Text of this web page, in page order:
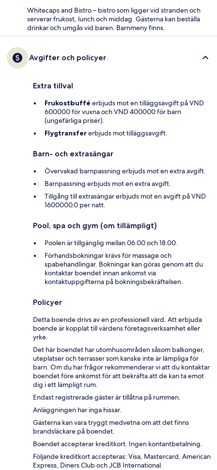
Whitecaps and Bistro – bistro som ligger vid stranden och
serverar frukost, lunch och middag. Gästerna kan beställa
drinkar och umgås vid baren. Barnmeny finns.
Avgifter och policyer
Extra tillval
Frukostbuffé erbjuds mot en tilläggsavgift på VND
600000 för vuxna och VND 400000 för barn
(ungefärliga priser).
Flygtransfererbjuds mot tilläggsavgift.
Barn- och extrasängar
Övervakad barnpassning erbjuds mot en extra avgift.
Barnpassning erbjuds mot en extra avgift.
Tillgång till extrasängar erbjuds mot en avgift på VND
1600000.0 per natt.
Pool, spa och gym (om tillämpligt)
Poolen är tillgänglig mellan 06.00 och 18.00.
Förhandsbokningar krävs för massage och
spabehandlingar. Bokningar kan göras genom att du
kontaktar boendet innan ankomst via
kontaktuppgifterna på bokningsbekräftelsen.
Policyer
Detta boende drivs av en professionell värd. Att erbjuda
boende är kopplat till värdens företagsverksamhet eller
yrke.
Det här boendet har utomhusområden såsom balkonger,
uteplatser och terrasser som kanske inte är lämpliga för
barn. Om du har frågor rekommenderar vi att du kontaktar
boendet före ankomst för att bekräfta att de kan ta emot
dig i ett lämpligt rum.
Endast registrerade gäster är tillåtna på rummen.
Anläggningen har inga hissar.
Gästerna kan vara tryggt medvetna om att det finns
brandsläckare på boendet.
Boendet accepterar kreditkort. Ingen kontantbetalning.
Följande kreditkort accepteras: Visa, Mastercard, American
Express, Diners Club och JCB International.